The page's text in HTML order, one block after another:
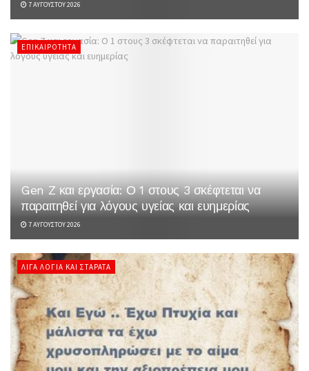
7 ΑΥΓΟΎΣΤΟΥ 2026
ΕΠΙΚΑΙΡΌΤΗΤΑ
Gen Z και εργασία: Ο 1 στους 3 σκέφτεται να
παραιτηθεί για λόγους υγείας και ευημερίας
7 ΑΥΓΟΎΣΤΟΥ 2026
ΛΊΓΑ ΛΌΓΙΑ ΚΑΙ ΣΤΑΡΆΤΑ